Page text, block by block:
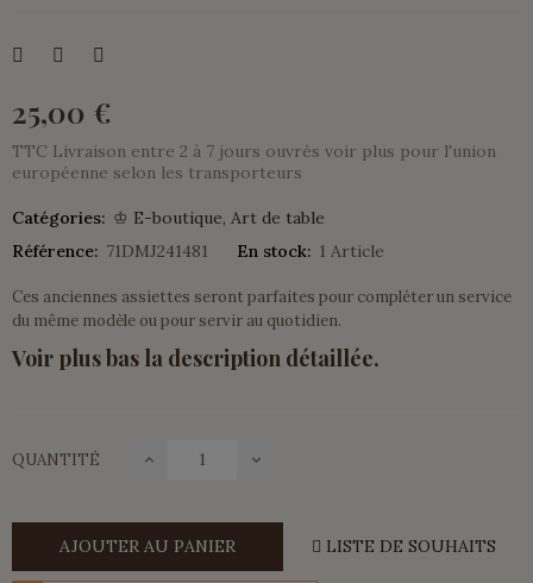
25,00 €
TTC Livraison entre 2 à 7 jours ouvrés voir plus pour l'union
européenne selon les transporteurs
Catégories: ♔ E-boutique Art de table
Référence: 71DMJ241481 En stock: 1 Article
Ces anciennes assiettes seront parfaites pour compléter un service
du même modèle ou pour servir au quotidien.
Voir plus bas la description détaillée.
QUANTITÉ
AJOUTER AU PANIER LISTE DE SOUHAITS